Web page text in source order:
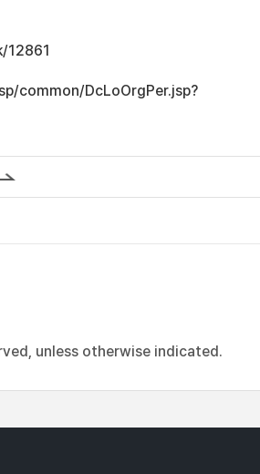
12861
common/DcLoOrgPer.jsp?
unless otherwise indicated.